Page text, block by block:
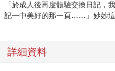
「於成人後再度體驗交換日記，
記一中美好的那一頁……」妙妙這
詳細資料